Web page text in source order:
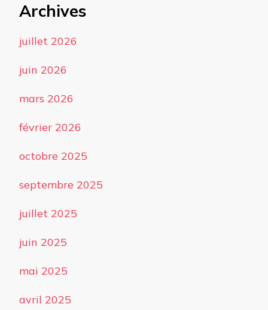
Archives
juillet 2026
juin 2026
mars 2026
février 2026
octobre 2025
septembre 2025
juillet 2025
juin 2025
mai 2025
avril 2025